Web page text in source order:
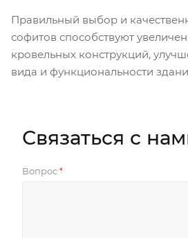
Правильный выбор и
софитов способствуют
кровельных конструкций,
вида и функциональности
Связаться с
Вопрос *